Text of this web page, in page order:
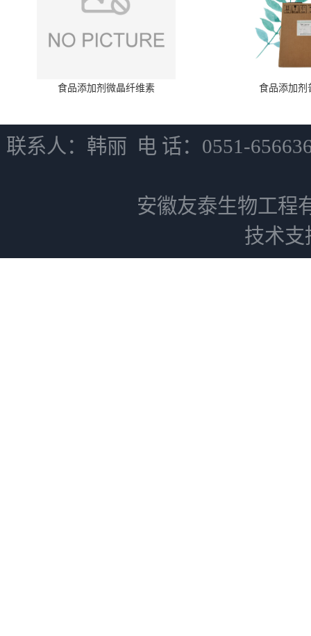
食品添加剂微晶纤维素 食品添加剂
联系人：韩丽 电 话：0551-
安徽友泰生物工程
技术